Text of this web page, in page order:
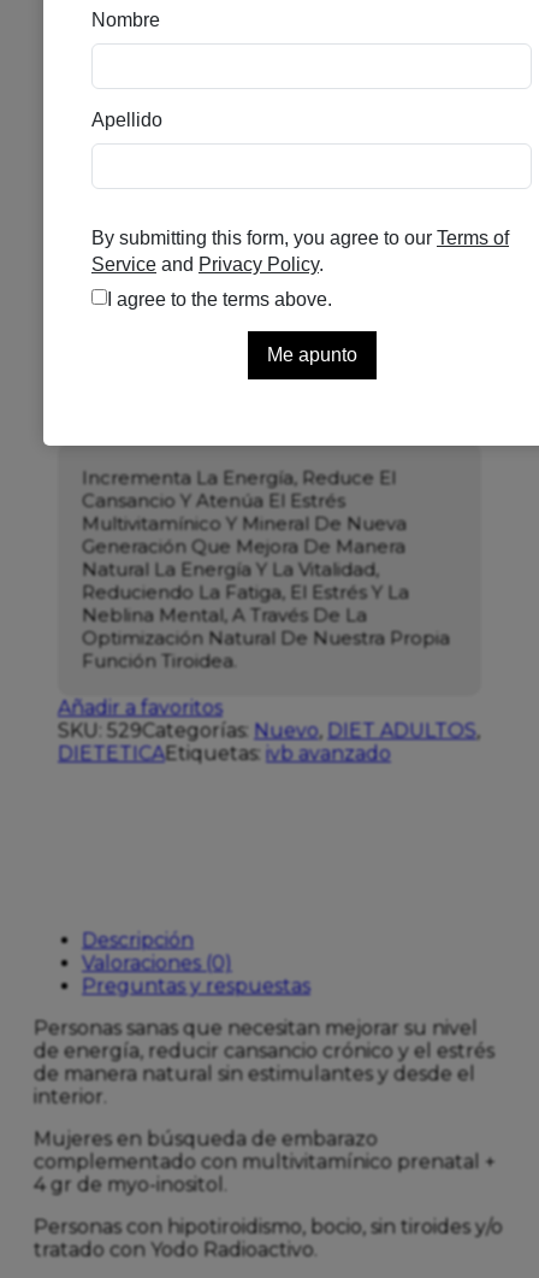
CAPSULAS
Se el primero en puntuar
Incrementa La Energía, Reduce El
Cansancio Y Atenúa El Estrés
Multivitamínico Y Mineral De Nueva
Generación Que Mejora De Manera
Natural La Energía Y La Vitalidad,
Reduciendo La Fatiga, El Estrés Y La
Neblina Mental, A Través De La
Optimización Natural De Nuestra Propia
Función Tiroidea.
Añadir a favoritos
SKU: 529Categorías: Nuevo, DIET ADULTOS,
DIETETICAEtiquetas: ivb avanzado
Descripción
Valoraciones (0)
Preguntas y respuestas
Personas sanas que necesitan mejorar su nivel
de energí­a, reducir cansancio crónico y el estrés
de manera natural sin estimulantes y desde el
interior.
Mujeres en búsqueda de embarazo
complementado con multivitamí­nico prenatal +
4 gr de myo-inositol.
Personas con hipotiroidismo, bocio, sin tiroides y/o
tratado con Yodo Radioactivo.